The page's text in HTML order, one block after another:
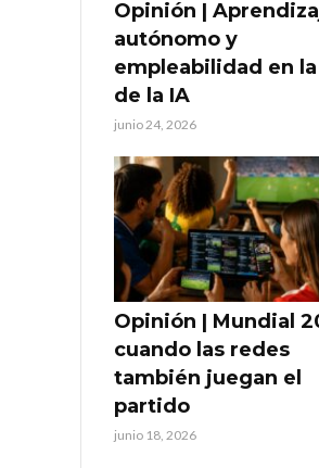
Opinión |
autónomo y
empleabilidad en la
de la IA
junio 24, 2026
Opinión | Mundial
cuando las redes
también juegan el
partido
junio 18, 2026